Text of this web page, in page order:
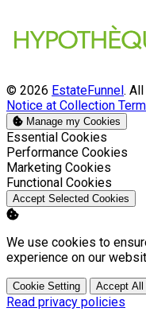
© 2026 EstateFunnel.
Notice at Collection
Manage my Cookies
Enable
Essential Cookies
Enable
Performance Cookies
Enable
Marketing Cookies
Enable
Functional Cookies
Accept Selected Cookies
We use cookies to
experience on our
Cookie Setting Accept All
Read privacy policies